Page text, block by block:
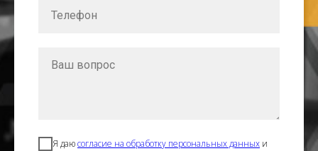
Телефон
Ваш вопрос
Я даюсогласие на обработку персональных данных и